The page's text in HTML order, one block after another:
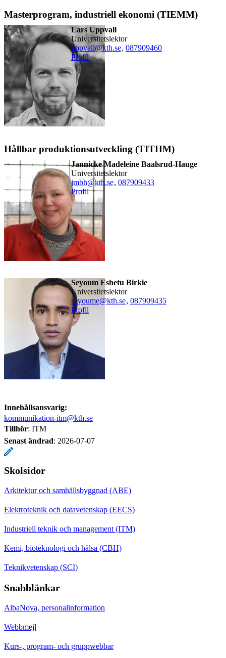
Masterprogram, industriell ekonomi (TIEMM)
Lars Uppvall
universitetslektor
uppvall@kth.se, 087909460
Profil
Hållbar produktionsutveckling (TITHM)
Jannicke Madeleine Baalsrud-Hauge
universitetslektor
jmbh@kth.se, 087909433
Profil
Seyoum Eshetu Birkie
universitetslektor
seyoume@kth.se, 087909435
Profil
Innehållsansvarig:
kommunikation-itm@kth.se
Tillhör: ITM
Senast ändrad: 2026-07-07
Skolsidor
Arkitektur och samhällsbyggnad (ABE)
Elektroteknik och datavetenskap (EECS)
Industriell teknik och management (ITM)
Kemi, bioteknologi och hälsa (CBH)
Teknikvetenskap (SCI)
Snabblänkar
AlbaNova, personalinformation
Webbmejl
Kurs-, program- och gruppwebbar